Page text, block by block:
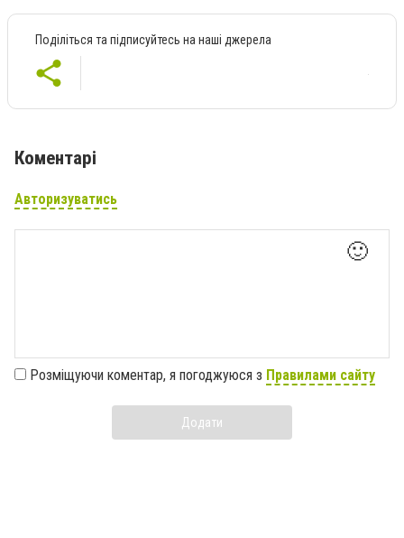
Поділіться та підписуйтесь на наші джерела
Коментарі
Авторизуватись
🙂
Розміщуючи коментар, я погоджуюся з Правилами сайту
Додати